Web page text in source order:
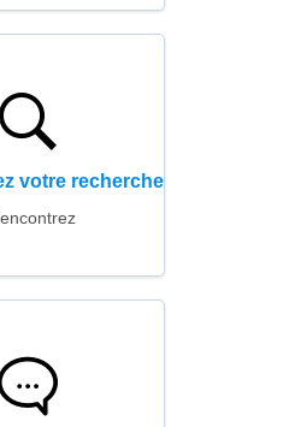
votre recherche